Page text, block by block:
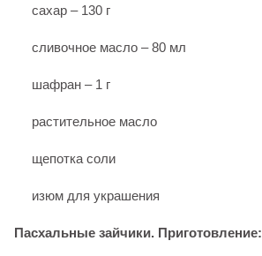
сахар – 130 г
сливочное масло – 80 мл
шафран – 1 г
растительное масло
щепотка соли
изюм для украшения
Пасхальные зайчики. Приготовление: